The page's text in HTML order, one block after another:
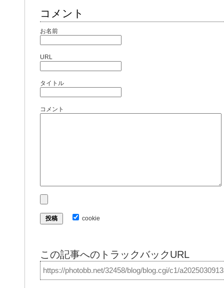
コメント
お名前
URL
タイトル
コメント
cookie
この記事へのトラックバックURL
https://photobb.net/32458/blog/blog.cgi/c1/